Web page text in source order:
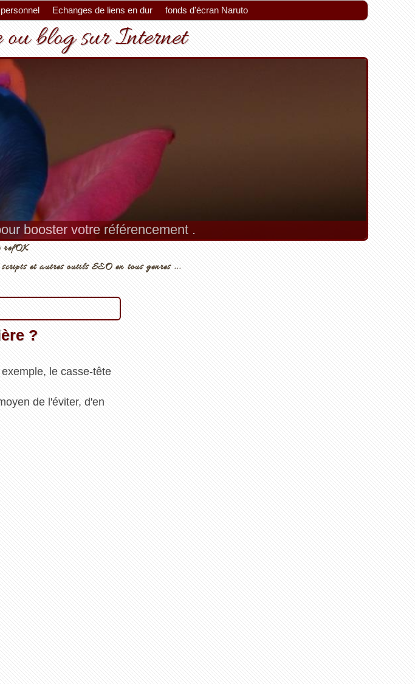
Echanges de liens en dur fonds d'écran Naruto
ou blog sur Internet
booster votre référencement .
refOK
et autres outils SEO en tous genres ...
?
le casse-tête
de l'éviter, d'en